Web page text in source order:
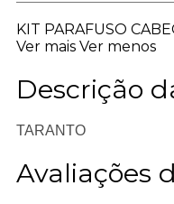
KIT PARAFUSO
Ver mais Ver menos
Descrição
TARANTO
Avaliações